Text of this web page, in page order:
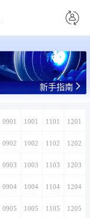
新手指南
0901 1001 1101 1201
0902 1002 1102 1202
0903 1003 1103 1203
0904 1004 1104 1204
0905 1005 1105 1205